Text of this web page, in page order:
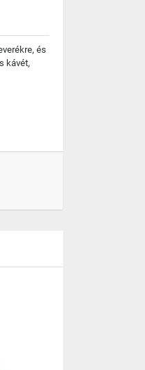
és
kávét,